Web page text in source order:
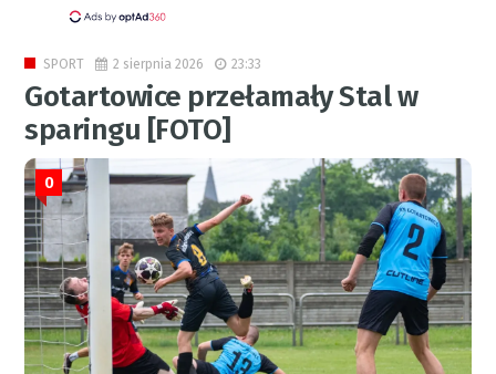
SPORT 2 sierpnia 2026 23:33
Gotartowice przełamały Stal w
sparingu [FOTO]
0